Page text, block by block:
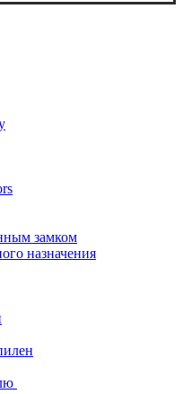
замком
назначения